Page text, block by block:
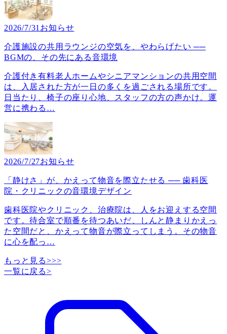
2026/7/31 お知らせ
介護施設の共用ラウンジの空気を、やわらげたい ──
BGMの、その先にある音環境
介護付き有料老人ホームやシニアマンションの共用空間
は、入居された方が一日の多くを過ごされる場所です。
日当たり、椅子の座り心地、スタッフの方の声かけ。運
営に携わる …
2026/7/27お知らせ
「静けさ」が、かえって物音を際立たせる ── 歯科医
院・クリニックの音環境デザイン
歯科医院やクリニック、治療院は、人をお迎えする空間
です。待合室で順番を待つあいだ、しんと静まりかえっ
た空間だと、かえって物音が際立ってしまう。その物音
に心を配っ …
もっと見る>>>
一覧に戻る>